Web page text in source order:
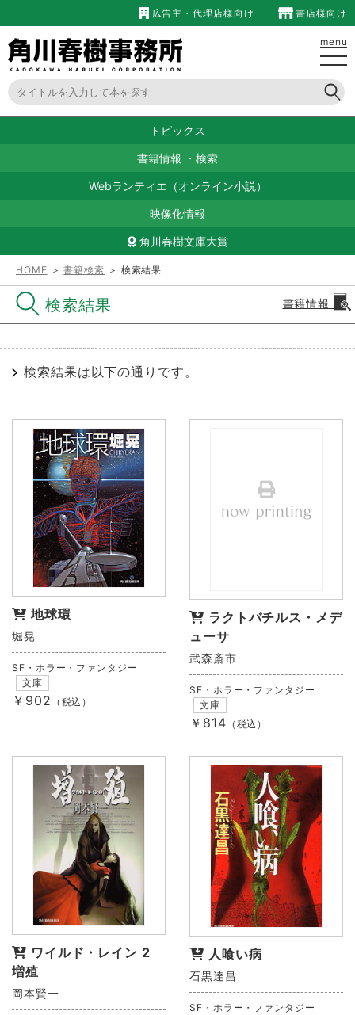
広告主・代理店様向け 書店様向け
menu
トピックス
書籍情報 ・ 検索
Webランティエ（オンライン小説）
映像化情報
角川春樹文庫大賞
HOME ＞書籍検索 ＞ 検索結果
検索結果 書籍情報
検索結果は以下の通りです。
地球環
堀晃
SF・ホラー・ファンタジー
文庫
￥902 （税込）
ラクトバチルス・メデ
ューサ
武森斎市
SF・ホラー・ファンタジー
文庫
￥814 （税込）
ワイルド・レイン 2
増殖
岡本賢一
人喰い病
石黒達昌
SF・ホラー・ファンタジー